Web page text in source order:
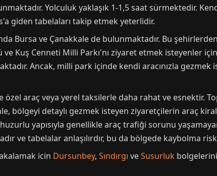
Yolculuk yaklaşık 1-1,5 saat sürmektedir.
giden tabelaları takip etmek yeterlidir.
Bursa ve Çanakkale de bulunmaktadır. Bu
ve Kuş Cenneti Milli Parkı'nı ziyaret etmek isteyenler
Ancak, milli park içinde kendi aracınızla
araç veya yerel taksilerle daha rahat ve esnektir.
bölgeyi detaylı gezmek isteyen ziyaretçilerin araç
yapısıyla genellikle araç trafiği sorunu
ve tabelalar anlaşılırdır, bu da bölgede kaybolma
icin Dursunbey, Sındırgı veSusurluk